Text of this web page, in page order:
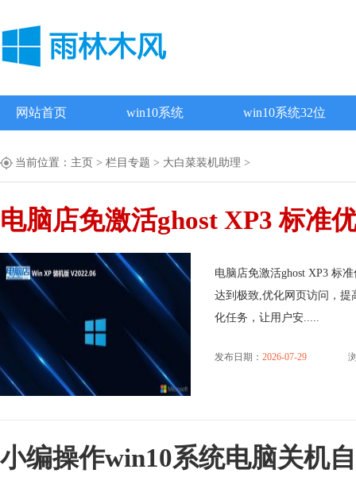
网站首页 win10系统 win10系统32位
当前位置： 主页 > 栏目专题 > 大白菜装机助理 >
电脑店免激活ghost XP3 标准
电脑店免激活ghost XP3 标
达到极致,优化网页访问，
化任务，让用户安.....
发布日期： 2026-07-29
小编操作win10系统电脑关机